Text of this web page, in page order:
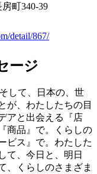
町340-39
detail/867/
ージ
して、日本の、世
が、わたしたちの目
アと出会える『店
商品』で。くらしの
ビス』で。わたした
て、今日と、明日
、くらしのさまざま